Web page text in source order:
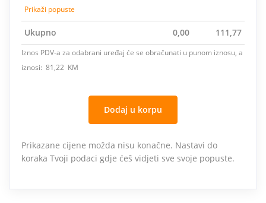
Prikaži popuste
Ukupno 0,00 111,77
Iznos PDV-a za odabrani uređaj će se obračunati u punom iznosu, a
iznosi: 81,22 KM
Dodaj u korpu
Prikazane cijene možda nisu konačne. Nastavi do
koraka Tvoji podaci gdje ćeš vidjeti sve svoje popuste.